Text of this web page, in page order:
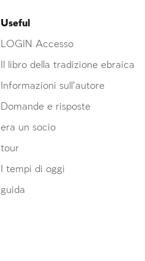
Useful
LOGIN Accesso
Il libro della tradizione ebraica
Informazioni sull’autore
Domande e risposte
era un socio
tour
I tempi di oggi
guida